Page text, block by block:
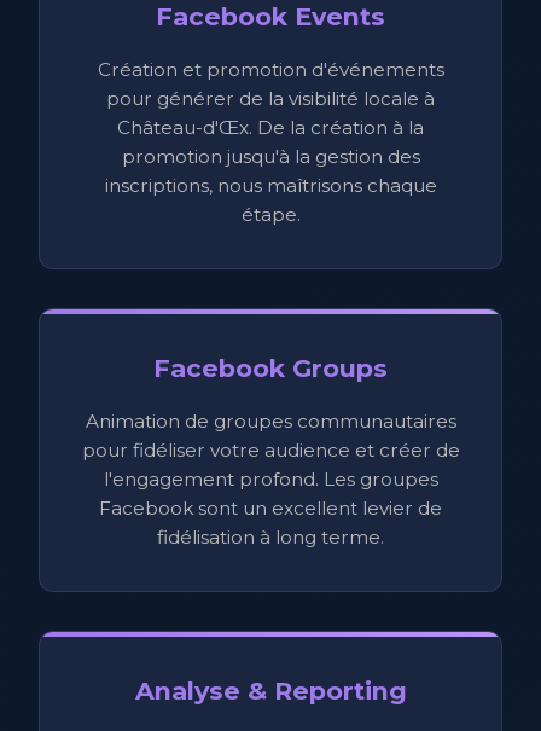
Facebook Events
Création et promotion d'événements
pour générer de la visibilité locale à
Château-d'Œx. De la création à la
promotion jusqu'à la gestion des
inscriptions, nous maîtrisons chaque
étape.
Facebook Groups
Animation de groupes communautaires
pour fidéliser votre audience et créer de
l'engagement profond. Les groupes
Facebook sont un excellent levier de
fidélisation à long terme.
Analyse & Reporting